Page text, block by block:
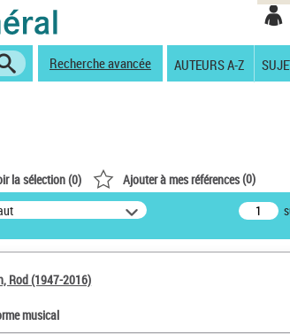
Recherche avancée AUTEURS A-Z
la sélection (0) Ajouter à mes références(0)
Rod (1947-2016)
musical